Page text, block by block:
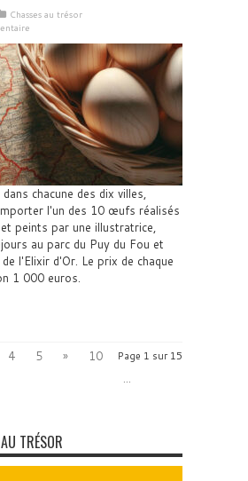
Chasses au trésor
dans chacune des dix villes,
l'un des 10 œufs réalisés
peints par une illustratrice,
au parc du Puy du Fou et
l'Elixir d'Or. Le prix de chaque
1 000 euros.
Page 1 sur 15
4 5 »
10
...
TRÉSOR